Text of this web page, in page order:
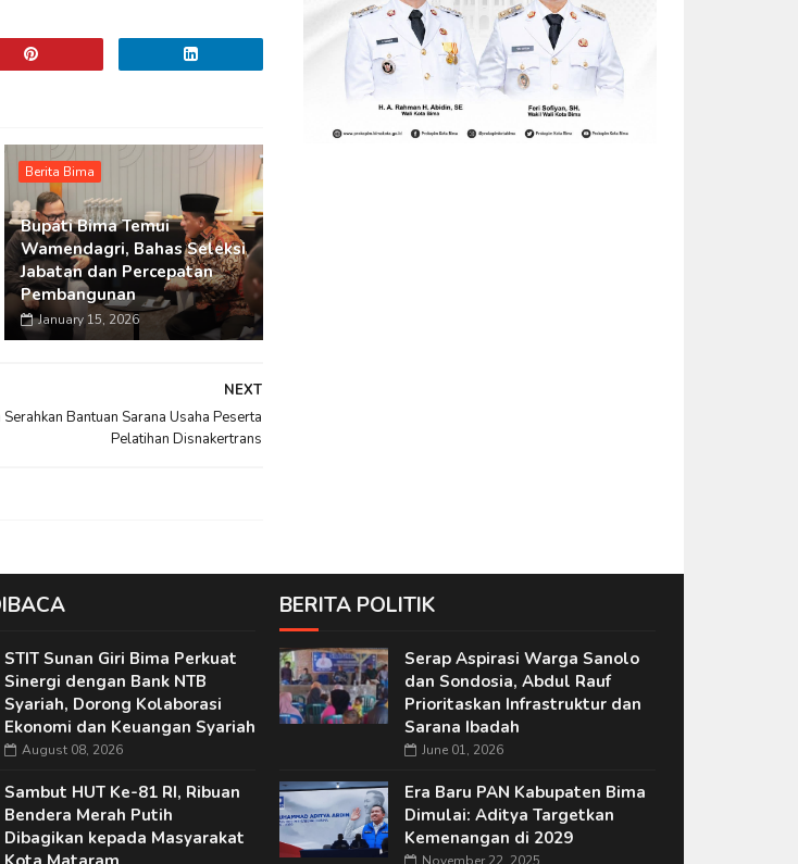
Berita Bima
Bupati Bima Temui
Wamendagri, Bahas Seleksi
Jabatan dan Percepatan
Pembangunan
January 15, 2026
NEXT
Bantuan Sarana Usaha Peserta
Pelatihan Disnakertrans
STIT Sunan Giri Bima Perkuat
Sinergi dengan Bank NTB
Syariah, Dorong Kolaborasi
Ekonomi dan Keuangan Syariah
August 08, 2026
Sambut HUT Ke-81 RI, Ribuan
Bendera Merah Putih
Dibagikan kepada Masyarakat
BERITA POLITIK
Serap Aspirasi Warga Sanolo
dan Sondosia, Abdul Rauf
Prioritaskan Infrastruktur dan
Sarana Ibadah
June 01, 2026
Era Baru PAN Kabupaten Bima
Dimulai: Aditya Targetkan
Kemenangan di 2029